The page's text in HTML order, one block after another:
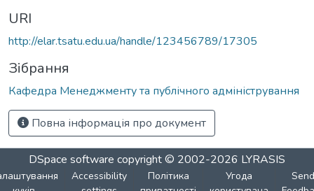
URI
http://elar.tsatu.edu.ua/handle/123456789/17305
Зібрання
Кафедра Менеджменту та публічного адміністрування
Повна інформація про документ
DSpace software copyright © 2002-2026 LYRASIS
Accessibility
Політика
Угода
Send